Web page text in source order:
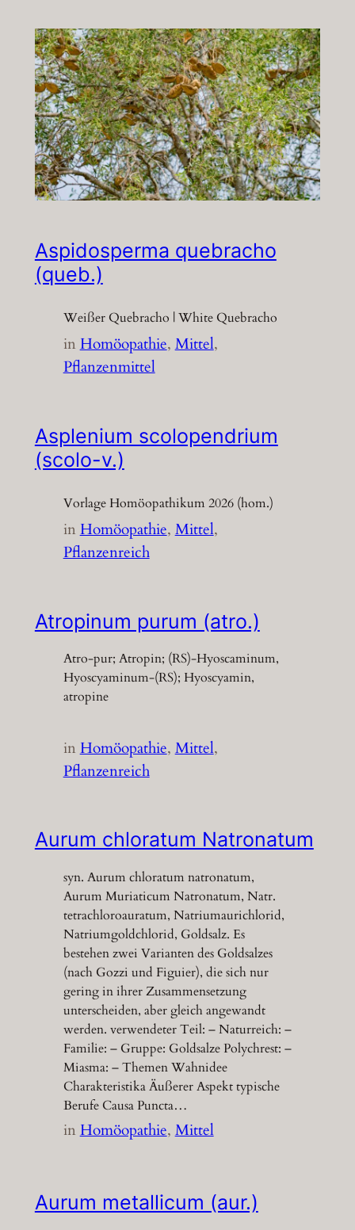
Aspidosperma quebracho
(queb.)
Weißer Quebracho | White Quebracho
inHomöopathie, Mittel
Pflanzenmittel
Asplenium scolopendrium
(scolo-v.)
Vorlage Homöopathikum 2026 (hom.)
inHomöopathie, Mittel
Pflanzenreich
Atropinum purum (atro.)
Atro-pur; Atropin; (RS)-Hyoscaminum,
Hyoscyaminum-(RS); Hyoscyamin,
atropine
inHomöopathie, Mittel
Pflanzenreich
Aurum chloratum Natronatum
syn. Aurum chloratum natronatum,
Aurum Muriaticum Natronatum, Natr.
tetrachloroauratum, Natriumaurichlorid,
Natriumgoldchlorid, Goldsalz. Es
bestehen zwei Varianten des Goldsalzes
(nach Gozzi und Figuier), die sich nur
gering in ihrer Zusammensetzung
unterscheiden, aber gleich angewandt
werden. verwendeter Teil: – Naturreich: –
Familie: – Gruppe: Goldsalze Polychrest: –
Miasma: – Themen Wahnidee
Charakteristika Äußerer Aspekt typische
Berufe Causa Puncta…
inHomöopathie, Mittel
Aurum metallicum (aur.)